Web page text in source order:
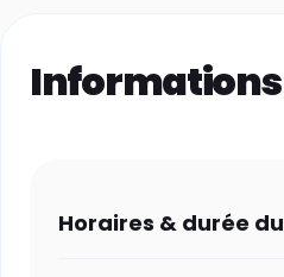
Horaires & durée